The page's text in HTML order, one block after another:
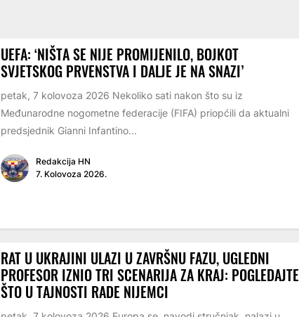
UEFA: ‘NIŠTA SE NIJE PROMIJENILO, BOJKOT
SVJETSKOG PRVENSTVA I DALJE JE NA SNAZI’
petak, 7 kolovoza 2026 Nekoliko sati nakon što su iz
Međunarodne nogometne federacije (FIFA) priopćili da aktualni
predsjednik Gianni Infantino...
Redakcija HN
7. Kolovoza 2026.
RAT U UKRAJINI ULAZI U ZAVRŠNU FAZU, UGLEDNI
PROFESOR IZNIO TRI SCENARIJA ZA KRAJ: POGLEDAJTE
ŠTO U TAJNOSTI RADE NIJEMCI